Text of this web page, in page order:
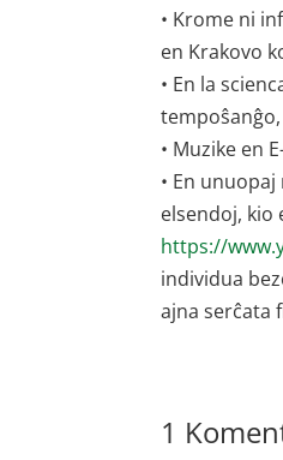
• Krome ni
en Krakovo
• En la
• Muzike en
• En
elsendoj, kio
https://
individua
ajna serĉata
1